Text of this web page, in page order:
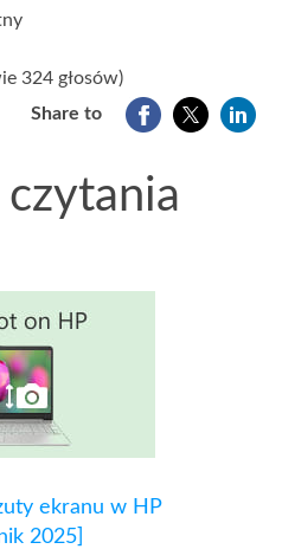
324 głosów)
Share to
ekranu w HP
2025]